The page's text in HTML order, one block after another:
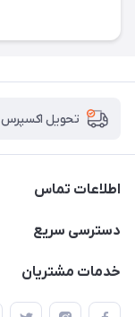
تحویل اکسپرس
اطلاعات تماس
04432336021
دسترسی سریع
حساب کاربری
خدمات مشتریان
قوانین و مقررات